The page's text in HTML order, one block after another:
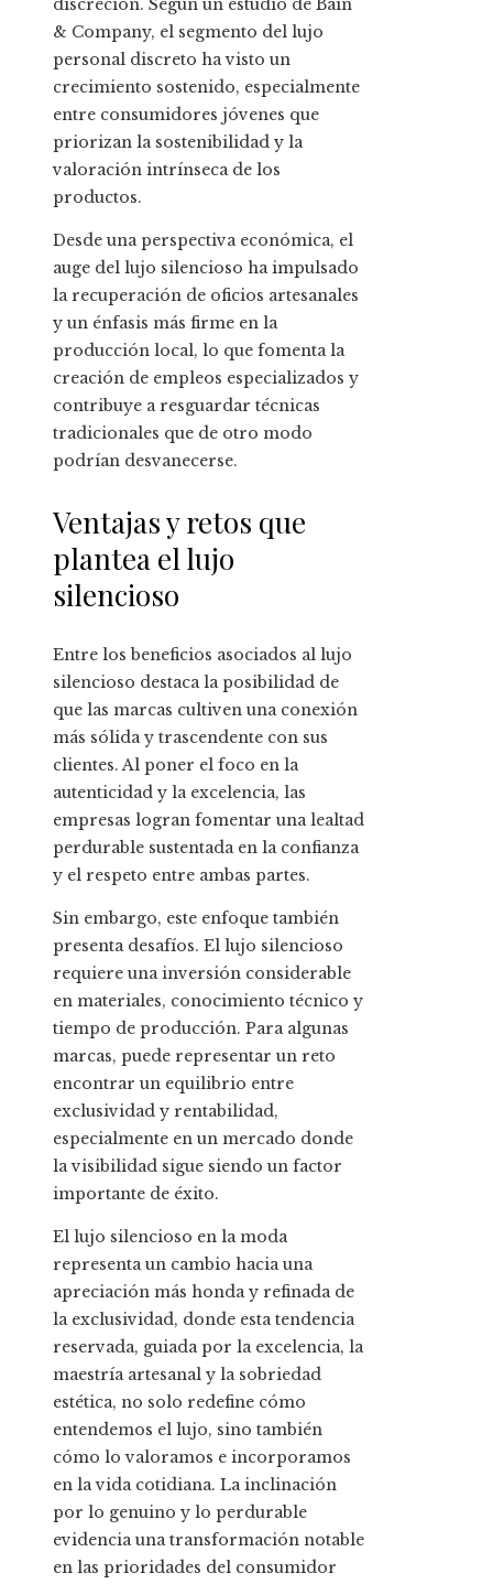
discreción. Según un estudio de Bain
& Company, el segmento del lujo
personal discreto ha visto un
crecimiento sostenido, especialmente
entre consumidores jóvenes que
priorizan la sostenibilidad y la
valoración intrínseca de los
productos.
Desde una perspectiva económica, el
auge del lujo silencioso ha impulsado
la recuperación de oficios artesanales
y un énfasis más firme en la
producción local, lo que fomenta la
creación de empleos especializados y
contribuye a resguardar técnicas
tradicionales que de otro modo
podrían desvanecerse.
Ventajas y retos que
plantea el lujo
silencioso
Entre los beneficios asociados al lujo
silencioso destaca la posibilidad de
que las marcas cultiven una conexión
más sólida y trascendente con sus
clientes. Al poner el foco en la
autenticidad y la excelencia, las
empresas logran fomentar una lealtad
perdurable sustentada en la confianza
y el respeto entre ambas partes.
Sin embargo, este enfoque también
presenta desafíos. El lujo silencioso
requiere una inversión considerable
en materiales, conocimiento técnico y
tiempo de producción. Para algunas
marcas, puede representar un reto
encontrar un equilibrio entre
exclusividad y rentabilidad,
especialmente en un mercado donde
la visibilidad sigue siendo un factor
importante de éxito.
El lujo silencioso en la moda
representa un cambio hacia una
apreciación más honda y refinada de
la exclusividad, donde esta tendencia
reservada, guiada por la excelencia, la
maestría artesanal y la sobriedad
estética, no solo redefine cómo
entendemos el lujo, sino también
cómo lo valoramos e incorporamos
en la vida cotidiana. La inclinación
por lo genuino y lo perdurable
evidencia una transformación notable
en las prioridades del consumidor